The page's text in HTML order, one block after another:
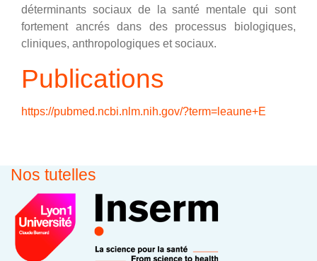
déterminants sociaux de la santé mentale qui sont
fortement ancrés dans des processus biologiques,
cliniques, anthropologiques et sociaux.
Publications
https://pubmed.ncbi.nlm.nih.gov/?term=leaune+E
Nos tutelles